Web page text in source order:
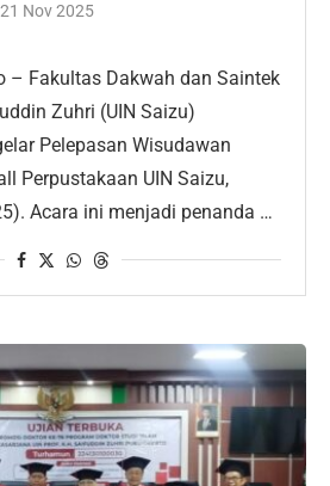
21 Nov 2025
– Fakultas Dakwah dan Saintek
Zuhri (UIN Saizu)
Pelepasan Wisudawan
Perpustakaan UIN Saizu,
Acara ini menjadi penanda …